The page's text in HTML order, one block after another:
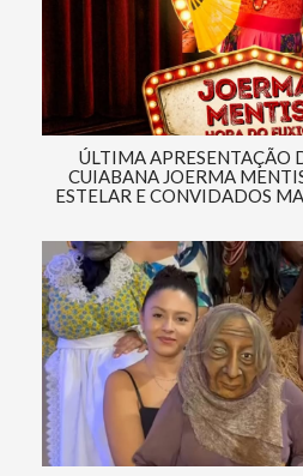
ÚLTIMA APRESENTAÇÃO
CUIABANA JOERMA
ESTELAR E CONVIDADOS